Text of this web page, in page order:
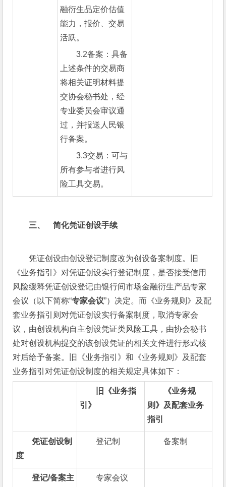
融衍生品定价估值
能力，报价、交易
活跃。
3.2备案：具备
上述条件的交易商
将相关证明材料提
交协会秘书处，经
专业委员会审议通
过，并报送人民银
行备案。
3.3交易：可与
所有参与者进行风
险工具交易。
三、 简化凭证创设手续
凭证创设由创设登记制度改为创设备案制度。旧
《业务指引》对凭证创设实行登记制度，是否接受信用
风险缓释凭证创设登记由银行间市场金融衍生产品专家
会议（以下简称“专家会议”）决定。而《业务规则》及配
套业务指引则对凭证创设实行备案制度，取消专家会
议，由创设机构自主创设凭证类风险工具，由协会秘书
处对创设机构提交的该创设凭证的相关文件进行形式核
对后给予备案。旧《业务指引》和《业务规则》及配套
业务指引对凭证创设制度的相关规定具体如下：
旧《业务指
引》
《业务规
则》及配套业务
指引
凭证创设制
度
登记制 备案制
登记/备案主
专家会议